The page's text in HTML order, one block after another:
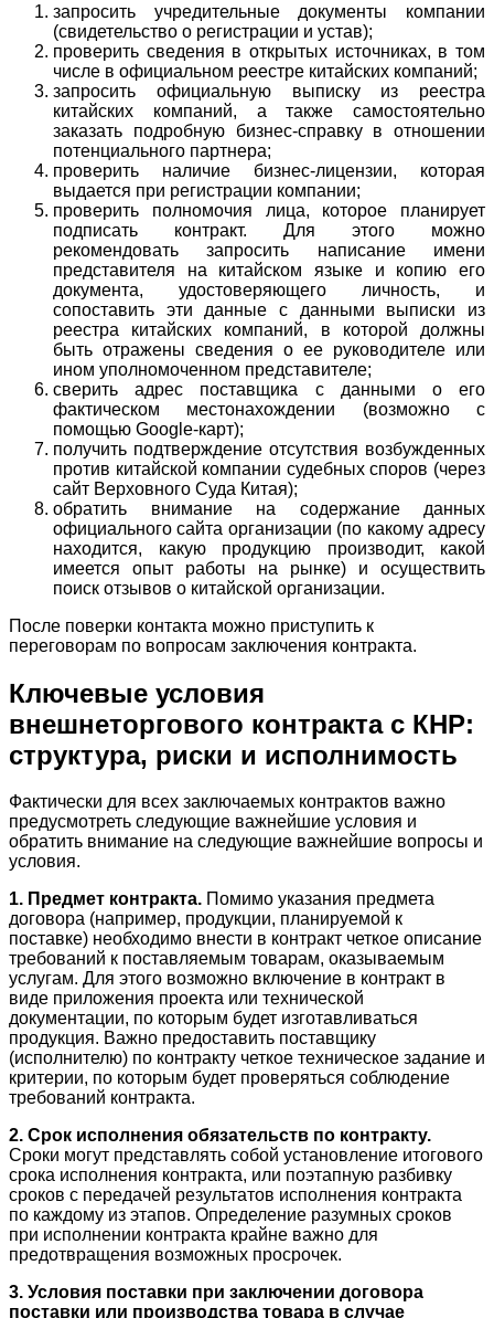
запросить учредительные документы компании
(свидетельство о регистрации и устав);
проверить сведения в открытых источниках, в том
числе в официальном реестре китайских компаний;
запросить официальную выписку из реестра
китайских компаний, а также самостоятельно
заказать подробную бизнес-справку в отношении
потенциального партнера;
проверить наличие бизнес-лицензии, которая
выдается при регистрации компании;
проверить полномочия лица, которое планирует
подписать контракт. Для этого можно
рекомендовать запросить написание имени
представителя на китайском языке и копию его
документа, удостоверяющего личность, и
сопоставить эти данные с данными выписки из
реестра китайских компаний, в которой должны
быть отражены сведения о ее руководителе или
ином уполномоченном представителе;
сверить адрес поставщика с данными о его
фактическом местонахождении (возможно с
помощью Google-карт);
получить подтверждение отсутствия возбужденных
против китайской компании судебных споров (через
сайт Верховного Суда Китая);
обратить внимание на содержание данных
официального сайта организации (по какому адресу
находится, какую продукцию производит, какой
имеется опыт работы на рынке) и осуществить
поиск отзывов о китайской организации.
После поверки контакта можно приступить к
переговорам по вопросам заключения контракта.
Ключевые условия
внешнеторгового контракта с КНР:
структура, риски и исполнимость
Фактически для всех заключаемых контрактов важно
предусмотреть следующие важнейшие условия и
обратить внимание на следующие важнейшие вопросы и
условия.
1. Предмет контракта. Помимо указания предмета
договора (например, продукции, планируемой к
поставке) необходимо внести в контракт четкое описание
требований к поставляемым товарам, оказываемым
услугам. Для этого возможно включение в контракт в
виде приложения проекта или технической
документации, по которым будет изготавливаться
продукция. Важно предоставить поставщику
(исполнителю) по контракту четкое техническое задание и
критерии, по которым будет проверяться соблюдение
требований контракта.
2. Срок исполнения обязательств по контракту.
Сроки могут представлять собой установление итогового
срока исполнения контракта, или поэтапную разбивку
сроков с передачей результатов исполнения контракта
по каждому из этапов. Определение разумных сроков
при исполнении контракта крайне важно для
предотвращения возможных просрочек.
3. Условия поставки при заключении договора
поставки или производства товара в случае